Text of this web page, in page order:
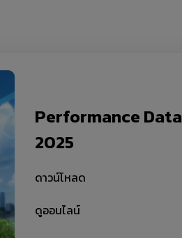
Performance Data
2025
ดาวน์โหลด
ดูออนไลน์